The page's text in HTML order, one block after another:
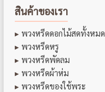
สินค้าของเรา
พวงหรีดดอกไม้สดทั้งหมด
พวงหรีดหรู
พวงหรีดพัดลม
พวงหรีดผ้าห่ม
พวงหรีดของใช้พระ